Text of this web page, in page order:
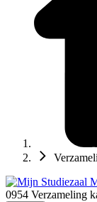
0954 Verzameling